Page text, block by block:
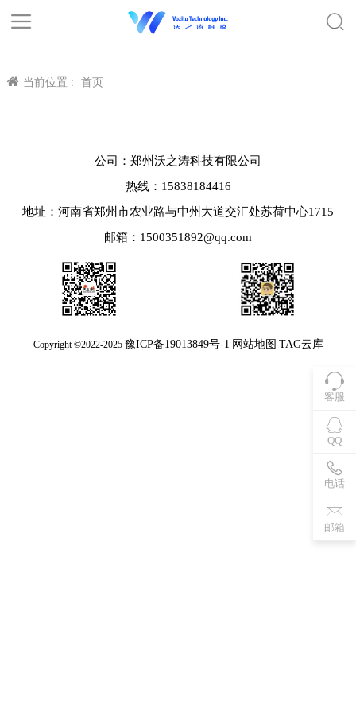
当前位置 : 首页
客服
QQ
电话
邮箱
公司：郑州沃之涛科技有限公司
热线：15838184416
地址：河南省郑州市农业路与中州大道交汇处苏荷中心1715
邮箱：1500351892@qq.com
Copyright ©2022-2025 豫ICP备19013849号-1 网站地图 TAG云库